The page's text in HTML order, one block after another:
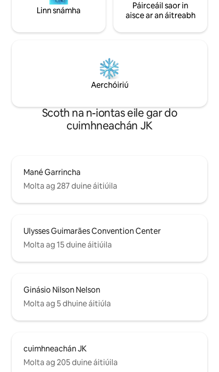
Linn snámha
Páirceáil saor in
aisce ar an áitreabh
Aerchóiriú
Scoth na n-iontas eile gar do
cuimhneachán JK
Mané Garrincha
Molta ag 287 duine áitiúila
Ulysses Guimarães Convention Center
Molta ag 15 duine áitiúila
Ginásio Nilson Nelson
Molta ag 5 dhuine áitiúla
cuimhneachán JK
Molta ag 205 duine áitiúila